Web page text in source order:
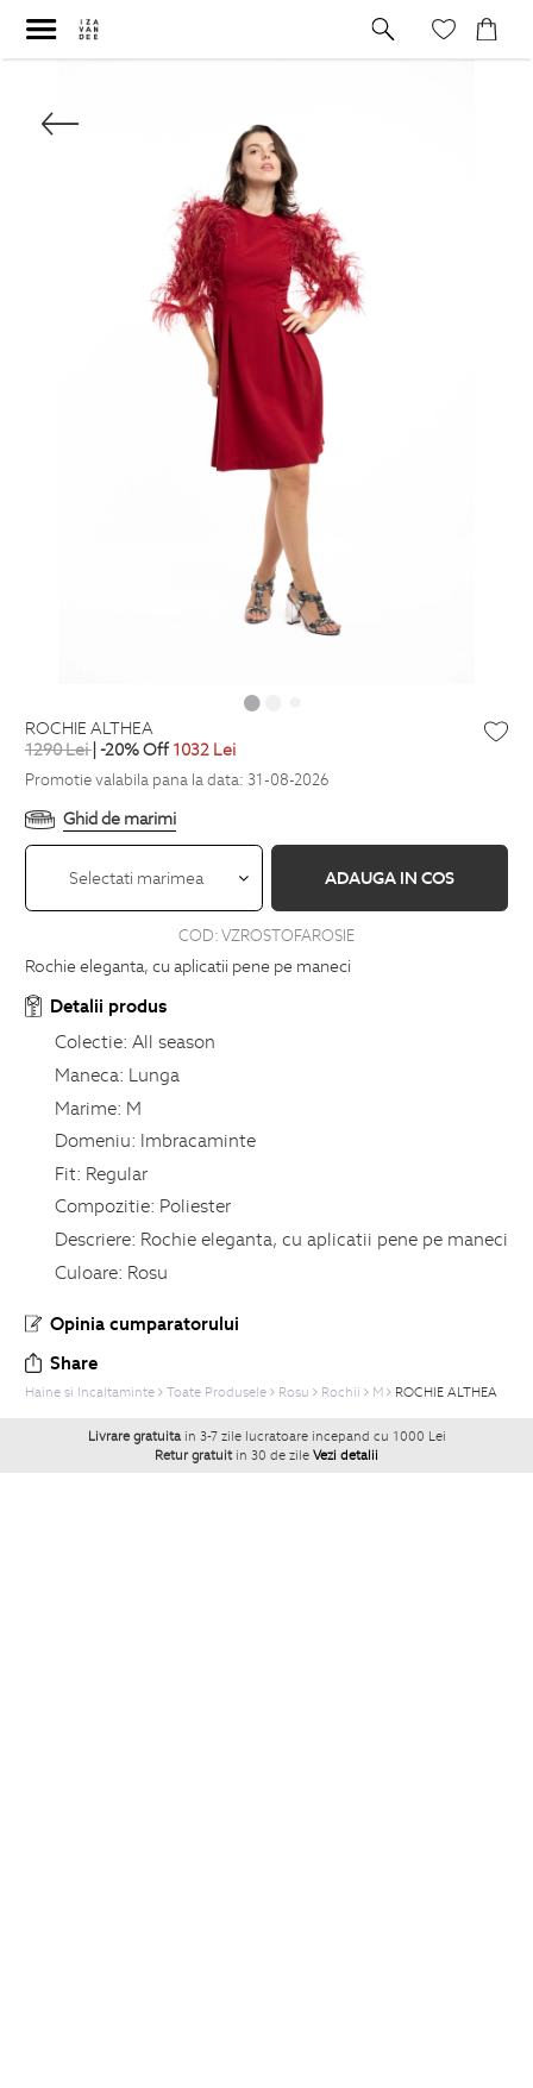
ROCHIE ALTHEA
1290Lei| -20% Off 1032 Lei
Promotie valabila pana la data: 31-08-2026
Ghid de marimi
Selectati marimea ADAUGA IN COS
COD:VZROSTOFAROSIE
Rochie eleganta, cu aplicatii pene pe maneci
Detalii produs
Colectie: All season
Maneca: Lunga
Marime: M
Domeniu: Imbracaminte
Fit: Regular
Compozitie: Poliester
Descriere: Rochie eleganta, cu aplicatii pene pe maneci
Culoare: Rosu
Opinia cumparatorului
Share
Haine si Incaltaminte Toate Produsele Rosu Rochii M ROCHIE ALTHEA
Livrare gratuita in 3-7 zile lucratoare incepand cu 1000 Lei
Retur gratuit in 30 de zile Vezi detalii